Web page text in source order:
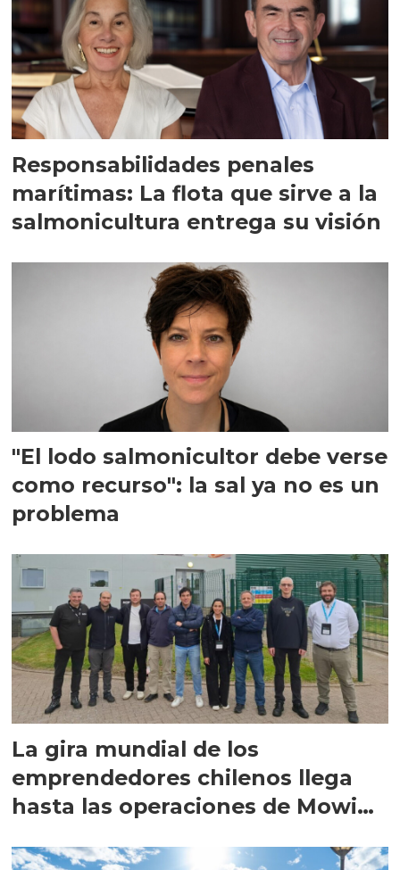
Responsabilidades penales
marítimas: La flota que sirve a la
salmonicultura entrega su visión
"El lodo salmonicultor debe verse
como recurso": la sal ya no es un
problema
La gira mundial de los
emprendedores chilenos llega
hasta las operaciones de Mowi